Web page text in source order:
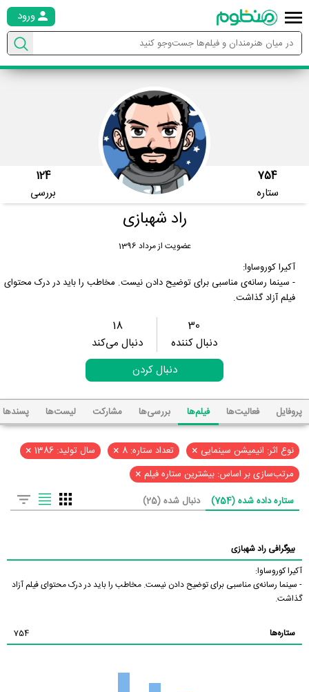
ورود
754
ستاره
124
بررسی
راد شهبازی
عضویت از مرداد 1396
آکیرا کوروساوا:
- سینما رسانه‌ی مناسبی برای توضیح دادن نیست. مخاطب را باید در درک محتوای
فیلم آزاد گذاشت.
30
دنبال کننده
18
دنبال می‌کند
دنبال کردن
پروفایل فعالیت‌ها فیلم‌ها بررسی‌ها مشارکت لیست‌ها پسند‌ها
نوع اثر: انیمیشن سینمایی × تعداد ستاره: 8 × سال تولید: 1386 ×
مرتب‌سازی بر اساس: بیشترین ستاره فیلم ×
ستاره داده شده (754) دنبال شده (25)
بیوگرافی راد شهبازی
آکیرا کوروساوا:
- سینما رسانه‌ی مناسبی برای توضیح دادن نیست. مخاطب را باید در درک محتوای فیلم آزاد
گذاشت.
ستاره‌ها 754